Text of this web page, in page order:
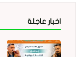
اخبار عاجلة